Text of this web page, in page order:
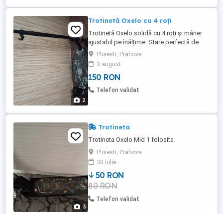
2
Trotinetă Oxelo cu 4 roți
Trotinetă Oxelo solidă cu 4 roți și mâner
ajustabil pe înălțime. Stare perfectă de
funcționare. Livrare personală în Ploiești.
Ploiesti, Prahova
3 august
150 RON
Telefon validat
3
Trotineta
Trotineta Oxelo Mid 1 folosita
Ploiesti, Prahova
30 iulie
50 RON
80 RON
Telefon validat